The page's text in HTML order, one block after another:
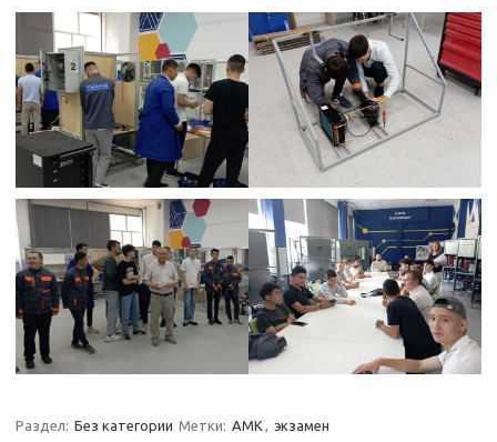
Раздел: Без категории Метки: АМК , экзамен